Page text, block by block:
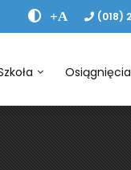
+A (018)
Osiągnięcia